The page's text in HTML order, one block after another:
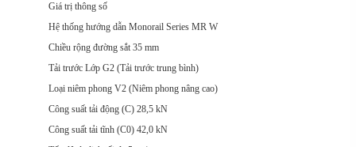
Giá trị thông số
Hệ thống hướng dẫn Monorail Series MR W
Chiều rộng đường sắt 35 mm
Tải trước Lớp G2 (Tải trước trung bình)
Loại niêm phong V2 (Niêm phong nâng cao)
Công suất tải động (C) 28,5 kN
Công suất tải tĩnh (C0) 42,0 kN